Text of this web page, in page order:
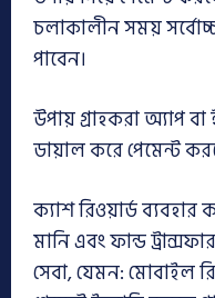
চলাকালীন সময়
পাবেন।
উপায় গ্রাহকরা অ্যাপ
ডায়াল করে পেমেন্ট
ক্যাশ রিওয়ার্ড
মানি এবং ফান্ড
সেবা, যেমন: মোবাইল